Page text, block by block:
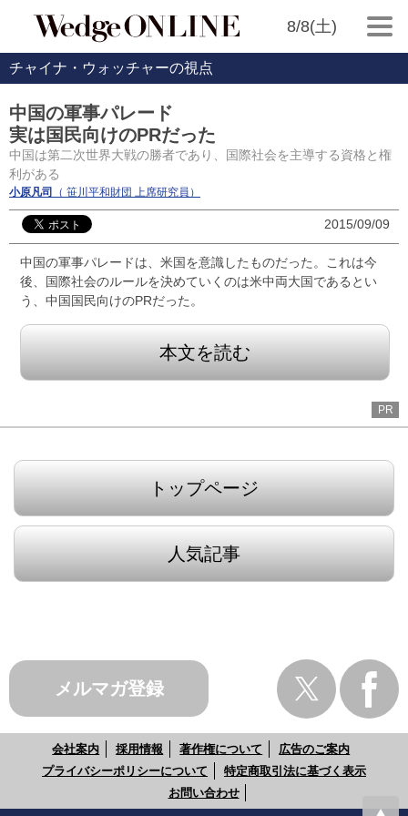
8/8(土)
チャイナ・ウォッチャーの視点
中国の軍事パレード
実は国民向けのPRだった
中国は第二次世界大戦の勝者であり、国際社会を主導する資格と権
利がある
小原凡司 （ 笹川平和財団 上席研究員）
2015/09/09
中国の軍事パレードは、米国を意識したものだった。これは今
後、国際社会のルールを決めていくのは米中両大国であるとい
う、中国国民向けのPRだった。
本文を読む
PR
トップページ
人気記事
メルマガ登録
会社案内 採用情報 著作権について
広告のご案内
プライバシーポリシーについて
特定商取引法に基づく表示
お問い合わせ